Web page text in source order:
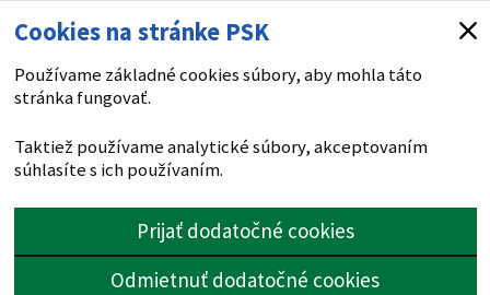
Cookies na stránke PSK
Používame základné cookies súbory, aby mohla táto
stránka fungovať.
Taktiež používame analytické súbory, akceptovaním
súhlasíte s ich používaním.
Prijať dodatočné cookies
Odmietnuť dodatočné cookies